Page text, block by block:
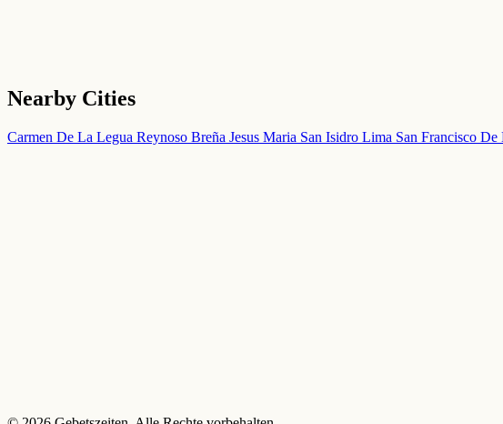
Nearby Cities
Carmen De La Legua Reynoso Breña Jesus Maria San Isidro Lima San Francisco De